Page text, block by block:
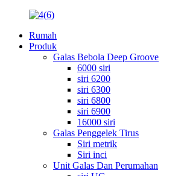
Rumah
Produk
Galas Bebola Deep Groove
6000 siri
siri 6200
siri 6300
siri 6800
siri 6900
16000 siri
Galas Penggelek Tirus
Siri metrik
Siri inci
Unit Galas Dan Perumahan